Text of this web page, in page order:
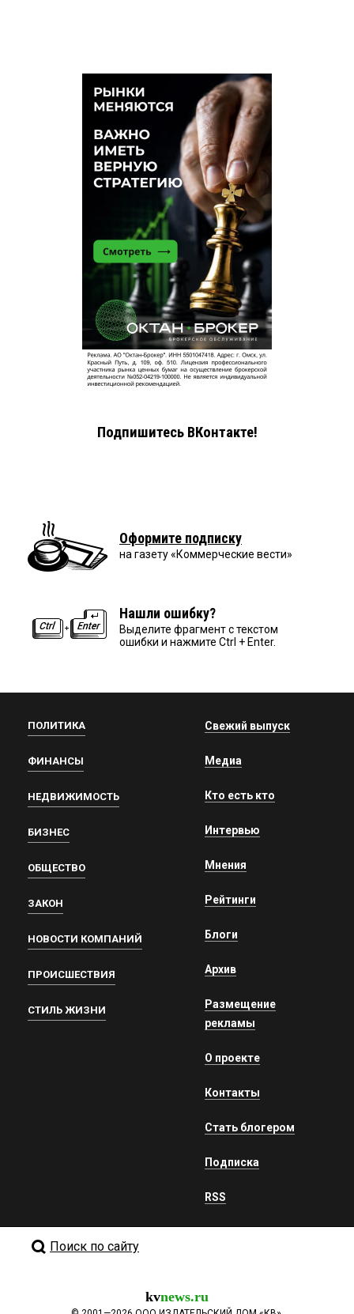
Подпишитесь ВКонтакте!
Оформите подписку
на газету «Коммерческие вести»
Нашли ошибку?
Выделите фрагмент с текстом
ошибки и нажмите Ctrl + Enter.
ПОЛИТИКА
ФИНАНСЫ
НЕДВИЖИМОСТЬ
БИЗНЕС
ОБЩЕСТВО
ЗАКОН
НОВОСТИ КОМПАНИЙ
ПРОИСШЕСТВИЯ
СТИЛЬ ЖИЗНИ
Свежий выпуск
Медиа
Кто есть кто
Интервью
Мнения
Рейтинги
Блоги
Архив
Размещение
рекламы
О проекте
Контакты
Стать блогером
Подписка
RSS
Поиск по сайту
kvnews.ru